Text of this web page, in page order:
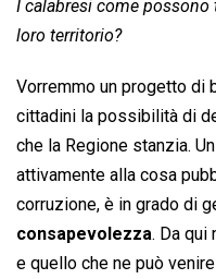
I calabresi come
loro territorio?
Vorremmo un progetto di
cittadini la possibilità di
che la Regione stanzia.
attivamente alla cosa
corruzione, è in grado di
consapevolezza. Da qui
e quello che ne può